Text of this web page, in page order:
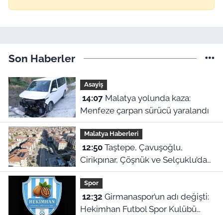
Son Haberler
Asayiş
14:07Malatya yolunda kaza:
Menfeze çarpan sürücü yaralandı
Malatya Haberleri
12:50Taştepe, Çavuşoğlu,
Cirikpınar, Çöşnük ve Selçuklu’da
konut teslimi için takvim açıklandı!
Spor
12:32
Hekimhan Futbol Spor Kulübü